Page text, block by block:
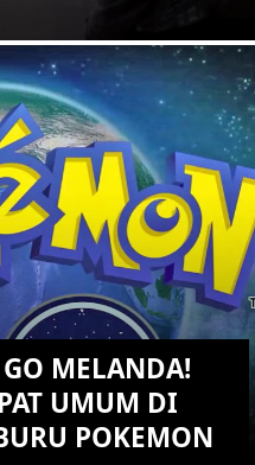
ATAS
YOU ARE VIEWING MOST
RECENT POST
MELANDA!
UMUM DI
POKEMON